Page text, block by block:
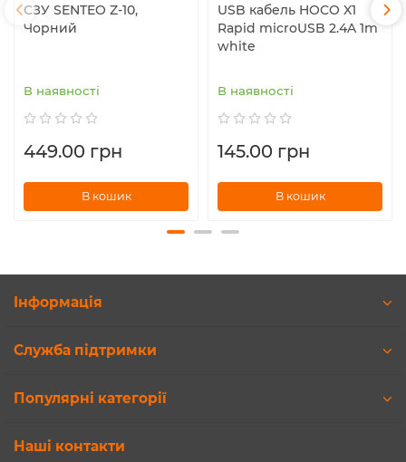
СЗУ SENTEO Z-10,
Чорний
В наявності
449.00 грн
В кошик
USB кабель HOCO X1
Rapid microUSB 2.4A 1m
white
В наявності
145.00 грн
В кошик
Інформація
Служба підтримки
Популярні категорії
Наші контакти